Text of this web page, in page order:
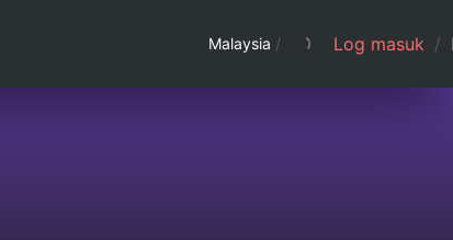
Malaysia / Log masuk /